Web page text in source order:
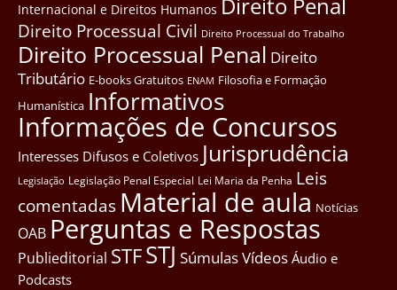
Internacional e Direitos Humanos Direito Penal
Direito Processual Civil Direito Processual do Trabalho
Direito Processual Penal Direito
Tributário E-books Gratuitos ENAM Filosofia e Formação
Humanística Informativos
Informações de Concursos
Interesses Difusos e Coletivos Jurisprudência
Legislação Legislação Penal Especial Lei Maria da Penha Leis
comentadas Material de aula Notícias
OAB Perguntas e Respostas
Publieditorial STFSTJ SúmulasVídeos Áudio e
Podcasts